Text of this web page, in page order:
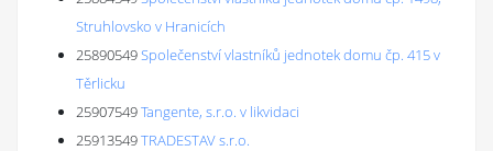
Struhlovsko v Hranicích
25890549Společenství vlastníků jednotek domu čp. 415 v
Těrlicku
25907549Tangente, s.r.o. v likvidaci
25913549TRADESTAV s.r.o.